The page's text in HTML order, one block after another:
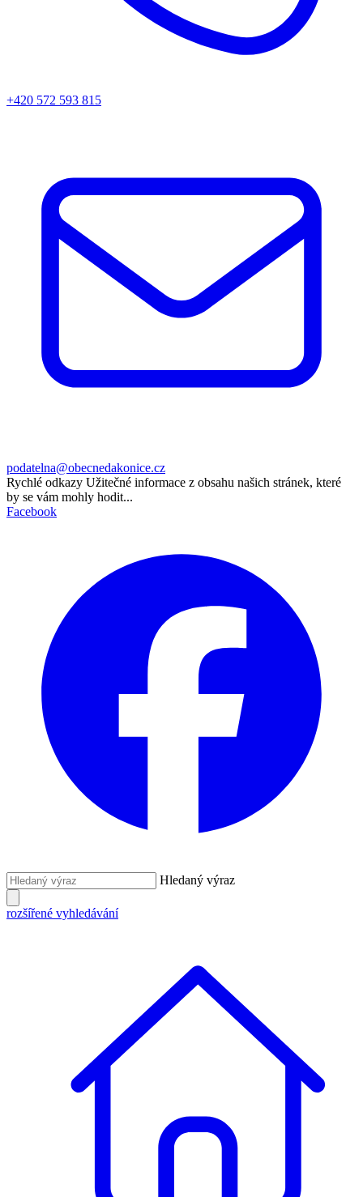
+420 572 593 815
podatelna@obecnedakonice.cz
Rychlé odkazy Užitečné informace z obsahu našich stránek, které
by se vám mohly hodit...
Facebook
Hledaný výraz
rozšířené vyhledávání